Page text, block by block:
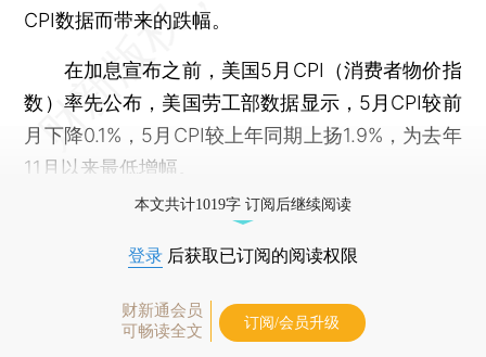
CPI数据而带来的跌幅。
在加息宣布之前，美国5月CPI（消费者物价指
数）率先公布，美国劳工部数据显示，5月CPI较前
月下降0.1%，5月CPI较上年同期上扬1.9%，为去年
11月以来最低增幅。
本文共计1019字 订阅后继续阅读
登录 后获取已订阅的阅读权限
财新通会员
可畅读全文
订阅/会员升级